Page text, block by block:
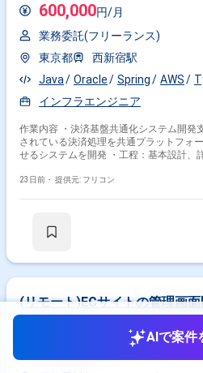
600,000円/月
業務委託(フリーランス)
東京都
西新宿駅
Java
Oracle Spring AWS
インフラエンジニア
作業内容 ・決済基盤共通化システム開発
されている決済処理を共通プラットフォ
せるシステムを開発 ・工程：基本設計、
23日前・ 提供元: フリコン
(リモート)ECサイトの管理画
AIで案件